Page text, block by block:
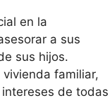
en la
a sus
sus hijos.
familiar,
de todas